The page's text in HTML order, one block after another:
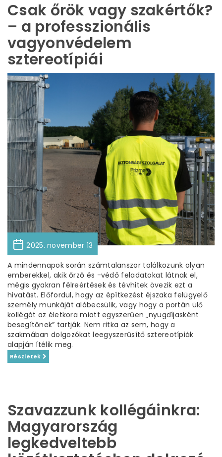
Csak őrök vagy szakértők?
– a professzionális
vagyonvédelem
sztereotípiái
2025. november 13
A mindennapok során számtalanszor találkozunk olyan
emberekkel, akik őrző és -védő feladatokat látnak el,
mégis gyakran félreértések és tévhitek övezik ezt a
hivatást. Előfordul, hogy az építkezést éjszaka felügyelő
személy munkáját alábecsülik, vagy hogy a portán ülő
kollégát az életkora miatt egyszerűen „nyugdíjasként
besegítőnek” tartják. Nem ritka az sem, hogy a
szakmában dolgozókat leegyszerűsítő sztereotípiák
alapján ítélik meg.
Részletek
Szavazzunk kollégáinkra:
Magyarország
legkedveltebb